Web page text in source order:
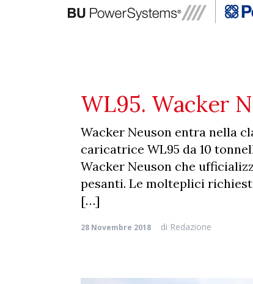
WL95. Wacker
Wacker Neuson entra nella
caricatrice WL95 da 10
Wacker Neuson che
pesanti. Le molteplici
[…]
28 Novembre 2018 di Redazione